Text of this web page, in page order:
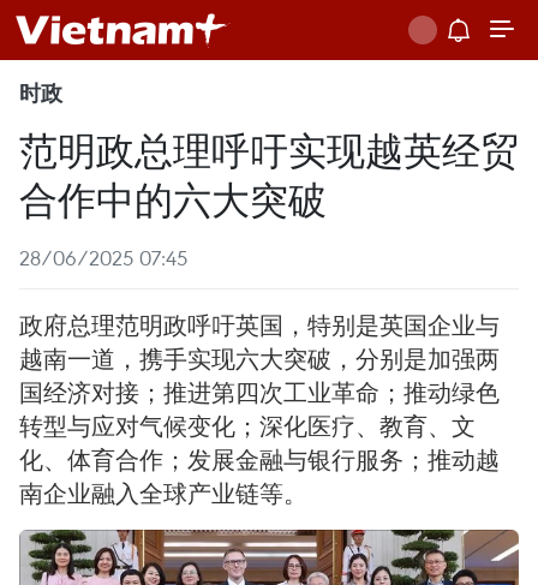
时政
范明政总理呼吁实现越英经贸
合作中的六大突破
28/06/2025 07:45
政府总理范明政呼吁英国，特别是英国企业与
越南一道，携手实现六大突破，分别是加强两
国经济对接；推进第四次工业革命；推动绿色
转型与应对气候变化；深化医疗、教育、文
化、体育合作；发展金融与银行服务；推动越
南企业融入全球产业链等。